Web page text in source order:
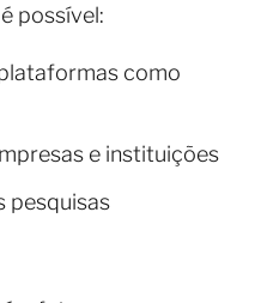
possível:
como
e instituições
pesquisas